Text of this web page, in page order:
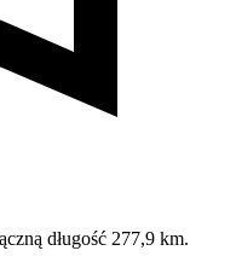
długość 277,9 km.